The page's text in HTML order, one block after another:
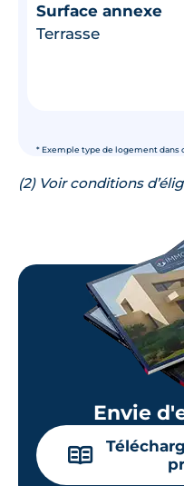
* Exemple type de logement dans
Surface annexe
Terrasse
(2) Voir conditions
Envie
📖